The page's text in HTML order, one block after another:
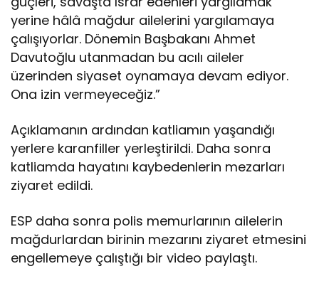
yerine hâlâ mağdur ailelerini yargılamaya
çalışıyorlar. Dönemin Başbakanı Ahmet
Davutoğlu utanmadan bu acılı aileler
üzerinden siyaset oynamaya devam ediyor.
Ona izin vermeyeceğiz.”
Açıklamanın ardından katliamın yaşandığı
yerlere karanfiller yerleştirildi. Daha sonra
katliamda hayatını kaybedenlerin mezarları
ziyaret edildi.
ESP daha sonra polis memurlarının ailelerin
mağdurlardan birinin mezarını ziyaret etmesini
engellemeye çalıştığı bir video paylaştı.